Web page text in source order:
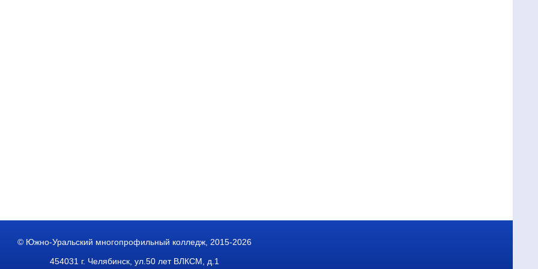
© Южно-Уральский многопрофильный колледж, 2015-2026
454031 г. Челябинск, ул.50 лет ВЛКСМ, д.1